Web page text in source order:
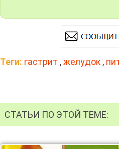
Теги: гастрит ,желудок ,
СТАТЬИ ПО ЭТОЙ ТЕМЕ: